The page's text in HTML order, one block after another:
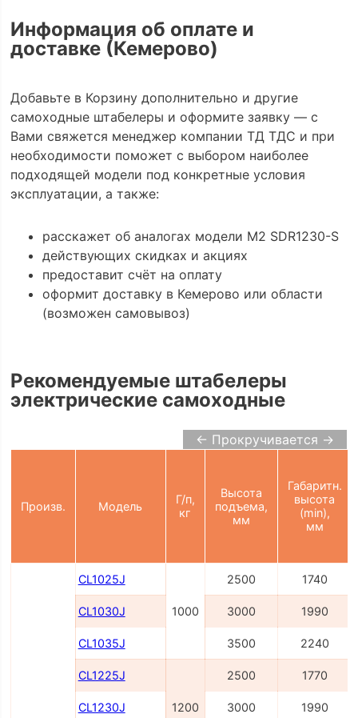
Информация об оплате и
доставке (Кемерово)
Добавьте в Корзину дополнительно и другие
самоходные штабелеры и оформите заявку — с
Вами свяжется менеджер компании ТД ТДС и при
необходимости поможет с выбором наиболее
подходящей модели под конкретные условия
эксплуатации, а также:
расскажет об аналогах модели M2 SDR1230-S
действующих скидках и акциях
предоставит счёт на оплату
оформит доставку в Кемерово или области
(возможен самовывоз)
Рекомендуемые штабелеры
электрические самоходные
← Прокручивается →
Произв. Модель
Г/п,
кг
Высота
подъема,
мм
Габаритн.
высота
(min),
мм
CL1025J
1000
2500 1740
CL1030J 3000 1990
CL1035J 3500 2240
CL1225J
1200
2500 1770
CL1230J 3000 1990